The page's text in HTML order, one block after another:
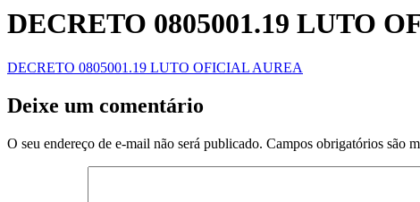
DECRETO 0805001.19 LUTO
DECRETO 0805001.19 LUTO OFICIAL AUREA
Deixe um comentário
O seu endereço de e-mail não será publicado. Campos obrigatórios são